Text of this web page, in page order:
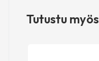
Tutustu myös